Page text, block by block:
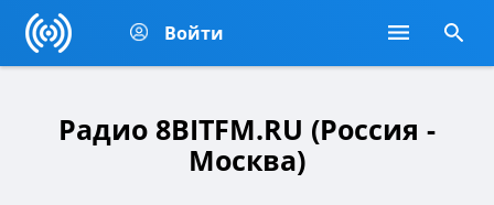
Войти
Радио 8BITFM.RU (Россия -
Москва)